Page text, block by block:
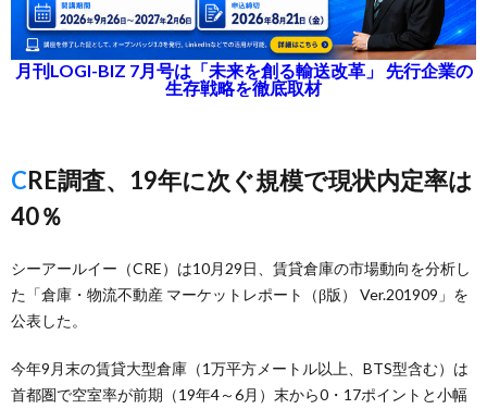
月刊LOGI-BIZ 7月号は「未来を創る輸送改革」 先行企業の
生存戦略を徹底取材
CRE調査、19年に次ぐ規模で現状内定率は
40％
シーアールイー（CRE）は10月29日、賃貸倉庫の市場動向を分析し
た「倉庫・物流不動産 マーケットレポート（β版） Ver.201909」を
公表した。
今年9月末の賃貸大型倉庫（1万平方メートル以上、BTS型含む）は
首都圏で空室率が前期（19年4～6月）末から0・17ポイントと小幅